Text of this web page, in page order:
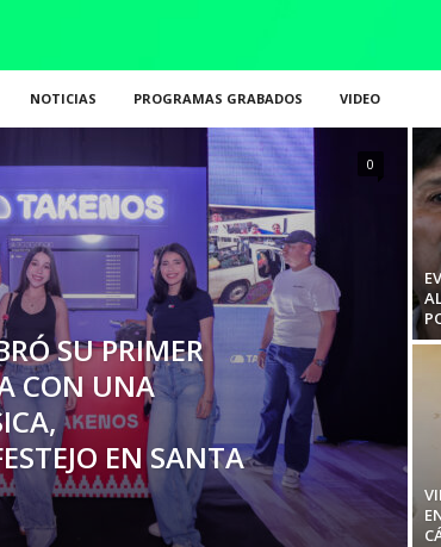
NOTICIAS PROGRAMAS GRABADOS VIDEO
SU PRIMER
CON UNA
EN SANTA
0